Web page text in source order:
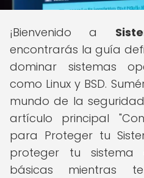
¡Bienvenido a
encontrarás la guía
dominar sistemas
como Linux y BSD.
mundo de la
artículo principal
para Proteger tu
proteger tu sistema
básicas mientras